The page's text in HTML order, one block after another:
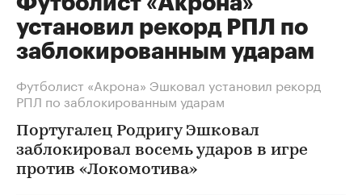
установил рекорд РПЛ по
заблокированным ударам
Футболист «Акрона» Эшковал установил рекорд
РПЛ по заблокированным ударам
Португалец Родригу Эшковал
заблокировал восемь ударов в игре
против «Локомотива»